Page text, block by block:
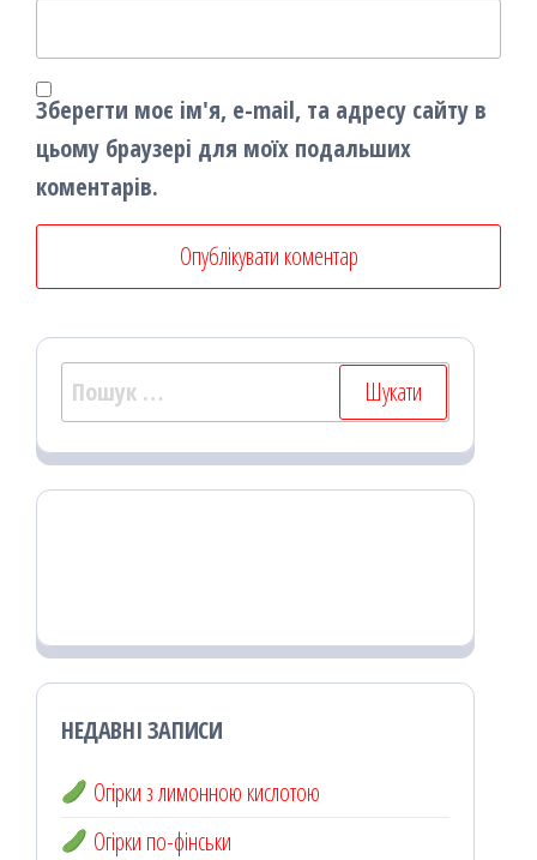
Зберегти моє ім'я, e-mail, та адресу сайту в
цьому браузері для моїх подальших
коментарів.
Пошук:
НЕДАВНІ ЗАПИСИ
Огірки з лимонною кислотою
Огірки по-фінськи